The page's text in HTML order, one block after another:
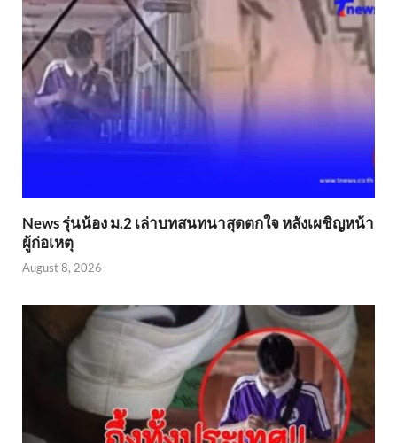
News รุ่นน้อง ม.2 เล่าบทสนทนาสุดตกใจ หลังเผชิญหน้า
ผู้ก่อเหตุ
August 8, 2026